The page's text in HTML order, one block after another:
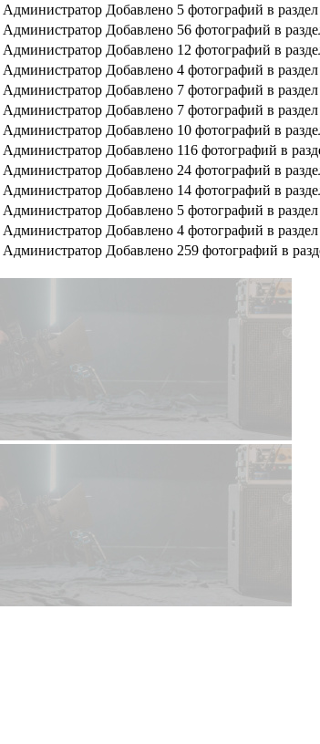
Администратор Добавлено 5 фотографий в раздел
Администратор Добавлено 56 фотографий в
Администратор Добавлено 12 фотографий в
Администратор Добавлено 4 фотографий в раздел
Администратор Добавлено 7 фотографий в раздел
Администратор Добавлено 7 фотографий в раздел
Администратор Добавлено 10 фотографий в
Администратор Добавлено 116 фотографий в
Администратор Добавлено 24 фотографий в
Администратор Добавлено 14 фотографий в
Администратор Добавлено 5 фотографий в раздел
Администратор Добавлено 4 фотографий в раздел
Администратор Добавлено 259 фотографий в